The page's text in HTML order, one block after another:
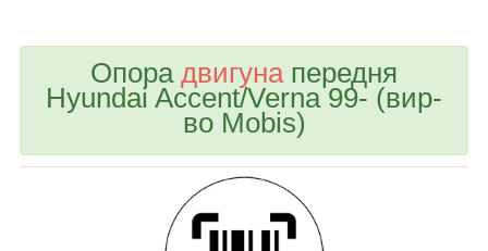
Опора двигунапередня
Hyundai Accent/Verna 99- (вир-
во Mobis)